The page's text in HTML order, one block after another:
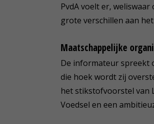
PvdA voelt er,
grote verschillen aan
Maatschappelijke
De informateur spreekt
die hoek wordt zij
het stikstofvoorstel van
Voedsel en een